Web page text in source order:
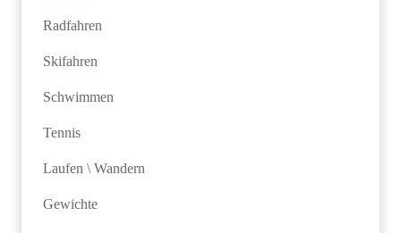
Radfahren
Skifahren
Schwimmen
Tennis
Laufen \ Wandern
Gewichte